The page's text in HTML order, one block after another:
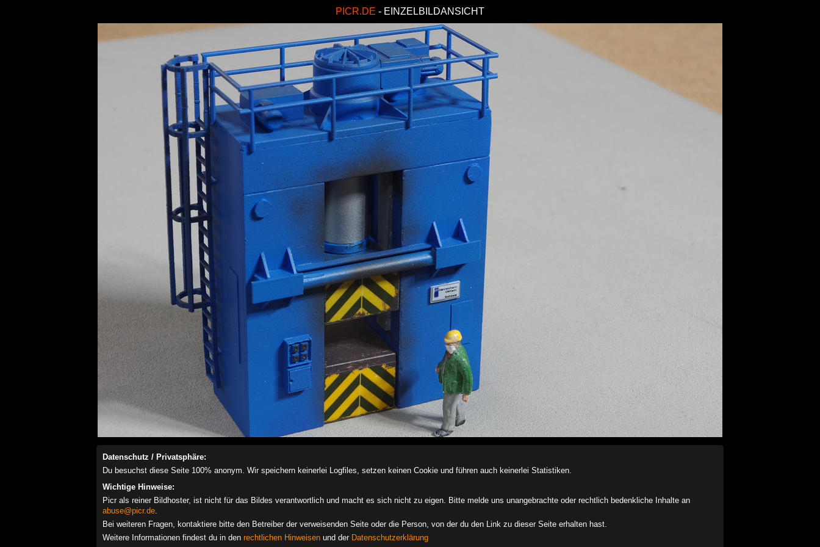
PICR.DE - EINZELBILDANSICHT
Datenschutz / Privatsphäre:
Du besuchst diese Seite 100% anonym. Wir speichern keinerlei Logfiles, setzen keinen Cookie und führen auch keinerlei Statistiken.
Wichtige Hinweise:
Picr als reiner Bildhoster, ist nicht für das Bildes verantwortlich und macht es sich nicht zu eigen. Bitte melde uns unangebrachte oder rechtlich bedenkliche Inhalte an
abuse@picr.de.
Bei weiteren Fragen, kontaktiere bitte den Betreiber der verweisenden Seite oder die Person, von der du den Link zu dieser Seite erhalten hast.
Weitere Informationen findest du in den rechtlichen Hinweisen und der Datenschutzerklärung